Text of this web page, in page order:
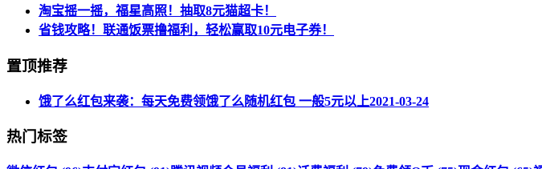
淘宝摇一摇，福星高照！抽取8元猫超卡！
省钱攻略！联通饭票撸福利，轻松赢取10元电子券！
置顶推荐
饿了么红包来袭：每天免费领饿了么随机红包 一般5元以上2021-03-24
热门标签